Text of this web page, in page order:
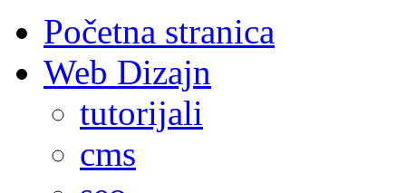
Početna stranica
Web Dizajn
tutorijali
cms